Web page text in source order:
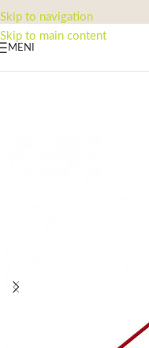
Skip to navigation
Skip to main content
MENI